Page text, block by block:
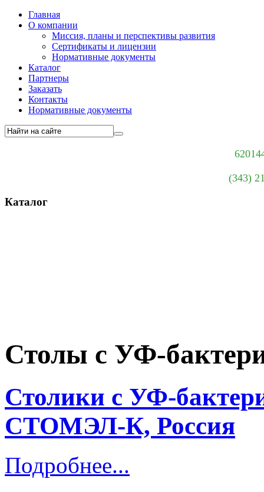
Главная
О компании
Миссия, планы и перспективы развития
Сертификаты и лицензии
Нормативные документы
Каталог
Партнеры
Заказать
Контакты
Нормативные документы
(343)
Каталог
Столы с УФ-
Столики с УФ-
СТОМЭЛ-К, Россия
Подробнее...